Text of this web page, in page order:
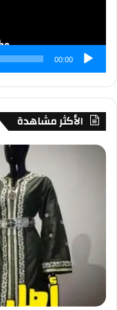
00:00
الأكثر مشاهدة